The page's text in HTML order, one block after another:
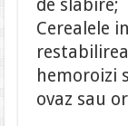
de slabire;
Cerealele
hemoroizi
ovaz sau